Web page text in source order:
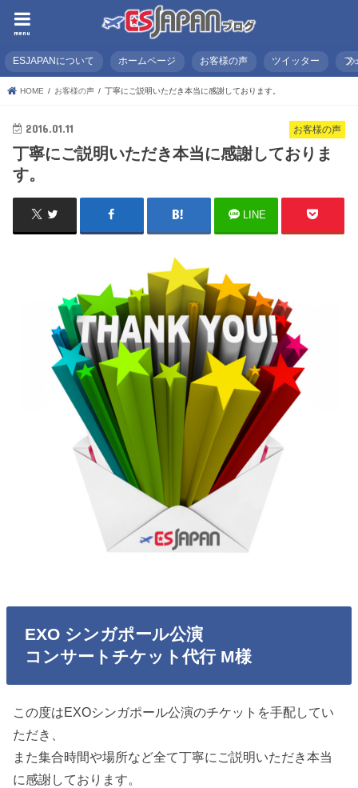
menu
ESJAPANについて ホームページ お客様の声 ツイッター フ
HOME お客様の声 丁寧にご説明いただき本当に感謝しております。
お客様の声
2016.01.11
丁寧にご説明いただき本当に感謝しておりま
す。
LINE
EXO シンガポール公演
コンサートチケット代行 M様
この度はEXOシンガポール公演のチケットを手配してい
ただき、
また集合時間や場所など全て丁寧にご説明いただき本当
に感謝しております。